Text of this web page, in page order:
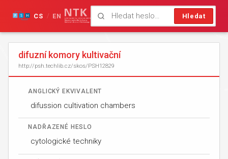
Hledat
CS / EN
difuzní komory kultivační
http://psh.techlib.cz/skos/PSH12829
ANGLICKÝ EKVIVALENT
difussion cultivation chambers
NADŘAZENÉ HESLO
cytologické techniky